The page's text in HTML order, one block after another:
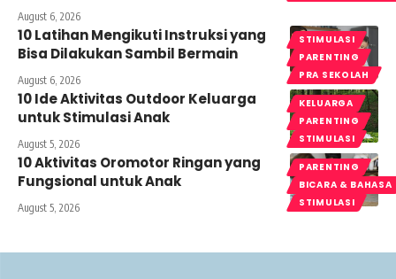
August 6, 2026
STIMULASI
PARENTING
PRA SEKOLAH
10 Latihan Mengikuti Instruksi yang
Bisa Dilakukan Sambil Bermain
August 6, 2026
KELUARGA
PARENTING
STIMULASI
10 Ide Aktivitas Outdoor Keluarga
untuk Stimulasi Anak
August 5, 2026
PARENTING
BICARA & BAHASA
STIMULASI
10 Aktivitas Oromotor Ringan yang
Fungsional untuk Anak
August 5, 2026